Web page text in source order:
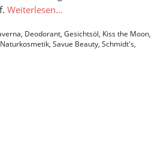
Weiterlesen…
, Deodorant, Gesichtsöl, Kiss the Moon,
Naturkosmetik, Savue Beauty, Schmidt's,